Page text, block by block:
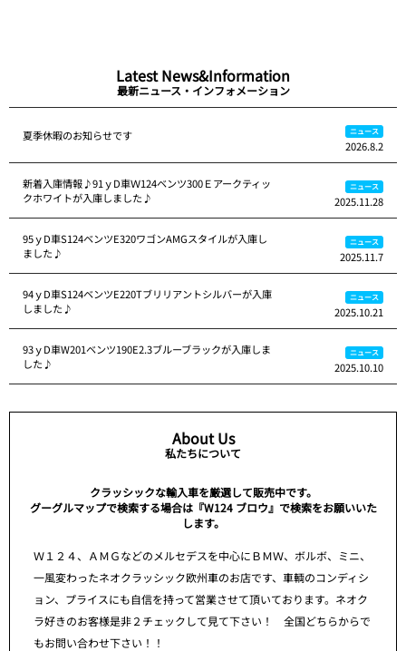
Latest News&Information
最新ニュース・インフォメーション
夏季休暇のお知らせです ニュース
2026.8.2
新着入庫情報♪91ｙD車Ｗ124ベンツ300Ｅアークティッ
クホワイトが入庫しました♪
ニュース
2025.11.28
95ｙD車S124ベンツE320ワゴンAMGスタイルが入庫し
ました♪
ニュース
2025.11.7
94ｙD車S124ベンツE220Tブリリアントシルバーが入庫
しました♪
ニュース
2025.10.21
93ｙD車W201ベンツ190E2.3ブルーブラックが入庫しま
した♪
ニュース
2025.10.10
About Us
私たちについて
クラッシックな輸入車を厳選して販売中です。
グーグルマップで検索する場合は『W124 ブロウ』で検索をお願いいた
します。
Ｗ１２４、ＡＭＧなどのメルセデスを中心にＢＭＷ、ボルボ、ミニ、
一風変わったネオクラッシック欧州車のお店です、車輌のコンディシ
ョン、プライスにも自信を持って営業させて頂いております。ネオク
ラ好きのお客様是非２チェックして見て下さい！ 全国どちらからで
もお問い合わせ下さい！！